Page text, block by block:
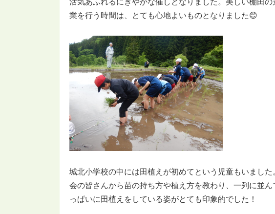
業を行う時間は、とても心地よいものとなりました😊
城北小学校の中には田植えが初めてという児童もいまし
会の皆さんから苗の持ち方や植え方を教わり、一列に並
っぱいに田植えをしている姿がとても印象的でした！